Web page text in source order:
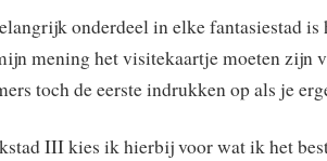
onderdeel in elke fantasiestad is
mening het visitekaartje moeten zijn
toch de eerste indrukken op als je
III kies ik hierbij voor wat ik het